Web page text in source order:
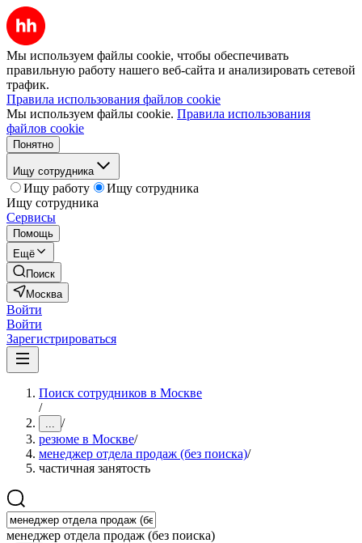
Мы используем файлы cookie, чтобы обеспечивать
правильную работу нашего веб-сайта и анализировать сетевой
трафик.
Правила использования файлов cookie
Мы используем файлы cookie. Правила использования
файлов cookie
Понятно
Ищу сотрудника
Ищу работу
Ищу сотрудника
Ищу сотрудника
Сервисы
Помощь
Ещё
Поиск
Москва
Войти
Войти
Зарегистрироваться
Поиск сотрудников в Москве
/
... /
резюме в Москве/
менеджер отдела продаж (без поиска)/
частичная занятость
менеджер отдела продаж (без поиска)